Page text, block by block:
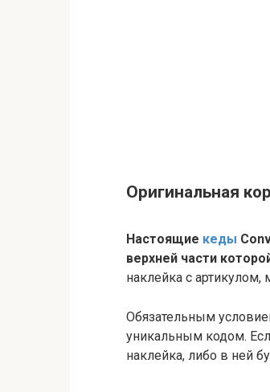
Оригинальная
Настоящие кеды
верхней части
наклейка с
Обязательным
уникальным кодом.
наклейка, либо в ней